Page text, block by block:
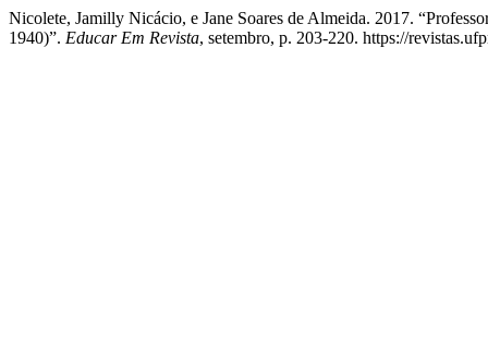
Nicolete, Jamilly Nicácio, e Jane Soares de Almeida. 2017.
1940)”. Educar Em Revista, setembro, p. 203-220. https://